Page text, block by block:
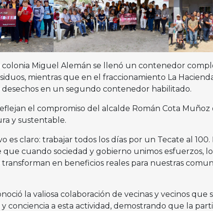
colonia Miguel Alemán se llenó un contenedor
mientras que en el fraccionamiento La
desechos en un segundo contenedor habilitado.
el compromiso del alcalde Román Cota
y sustentable.
es claro: trabajar todos los días por un Tecate al 100.
cuando sociedad y gobierno unimos esfuerzos,
en beneficios reales para nuestras
la valiosa colaboración de vecinas y vecinos que
conciencia a esta actividad, demostrando que la